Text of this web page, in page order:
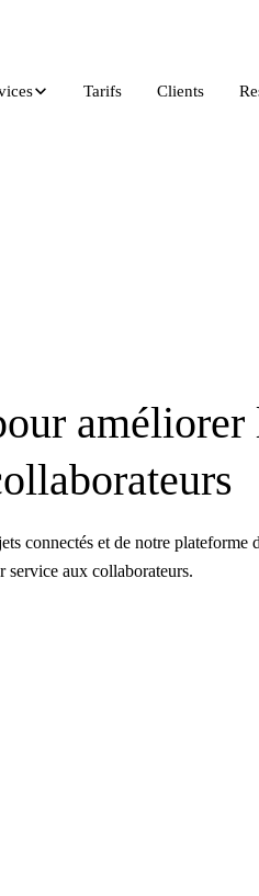
Tarifs Clients
améliorer
connectés et de notre plateforme
aux collaborateurs.